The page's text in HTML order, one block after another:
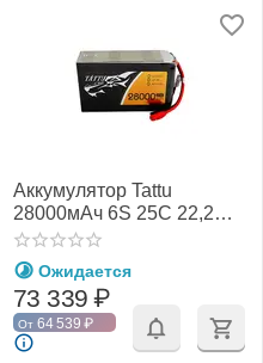
Аккумулятор Tattu
28000мАч 6S 25C 22,2В
LiPo
Ожидается
73 339 ₽
От 64 539 ₽